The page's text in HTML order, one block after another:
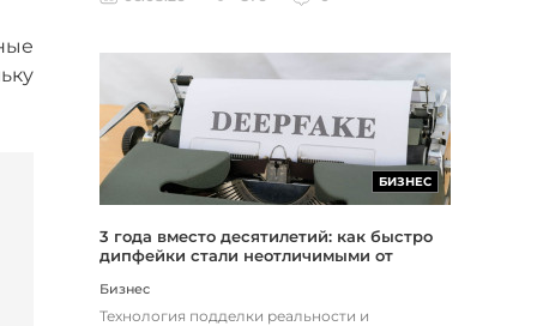
БИЗНЕС
3 года вместо десятилетий: как быстро
дипфейки стали неотличимыми от
Бизнес
Технология подделки реальности и